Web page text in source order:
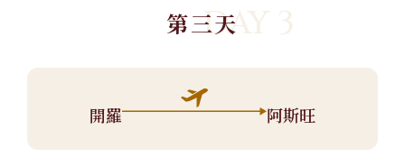
第三天DAY 3
開羅 阿斯旺